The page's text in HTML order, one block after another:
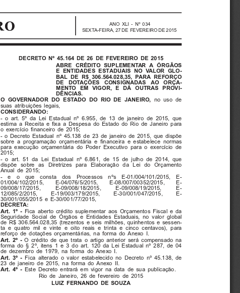
ANO XLI - Nº 034
SEXTA-FEIRA, 27 DE FEVEREIRO DE 2015
DECRETO Nº 45.164 DE 26 DE FEVEREIRO DE 2015
ABRE CRÉDITO SUPLEMENTAR A ÓRGÃOS
E ENTIDADES ESTADUAIS NO VALOR GLO-
BAL DE R$ 306.564.028,35, PARA REFORÇO
DE DOTAÇÕES CONSIGNADAS AO ORÇA-
MENTO EM VIGOR, E DÁ OUTRAS PROVI-
DÊNCIAS.
O GOVERNADOR DO ESTADO DO RIO DE JANEIRO, no uso de
suas atribuições legais,
CONSIDERANDO:
- o art. 5º da Lei Estadual nº 6.955, de 13 de janeiro de 2015, que
estima a Receita e fixa a Despesa do Estado do Rio de Janeiro para
o exercício financeiro de 2015;
- o Decreto Estadual nº 45.138 de 23 de janeiro de 2015, que dispõe
sobre a programação orçamentária e financeira e estabelece normas
para execução orçamentária do Poder Executivo para o exercício de
2015;
- o art. 51 da Lei Estadual nº 6.861, de 15 de julho de 2014, que
dispõe sobre as Diretrizes para Elaboração da Lei do Orçamento
Anual de 2015;
-  e  o  que  consta  dos  Processos  nºs  E-01/004/101/2015,  E-
01/004/102/2015,    E-04/076/5/2015,    E-08/007/00352/2015,    E-
09/008/17/2015,
E-09/008/18/2015, E-09/008/19/2015,
E-
12/085/2/2015,
E-19/003/179/2015, E-30/001/047/2015,
E-
30/001/055/2015 e E-30/001/77/2015,
DECRETA:
Art. 1º - Fica aberto crédito suplementar aos Orçamentos Fiscal e da
Seguridade Social de Órgãos e Entidades Estaduais, no valor global
de R$ 306.564.028,35 (trezentos e seis milhões, quinhentos e sessen-
ta e quatro mil e vinte e oito reais e trinta e cinco centavos), para
reforço de dotações orçamentárias, na forma do Anexo I.
Art. 2º - O crédito de que trata o artigo anterior será compensado na
formado§2º,itens1e3doart.120daLeiEstadual nº 287, de 04
de dezembro de 1979, na forma do Anexo I.
Art. 3º - Fica alterado o valor estabelecido no Decreto nº 45.138, de
23 de janeiro de 2015, na forma do Anexo II.
Art. 4º -
Este Decreto entrará em vigor na data de sua publicação.
Rio de Janeiro, 26 de fevereiro de 2015
LUIZ FERNANDO DE SOUZA